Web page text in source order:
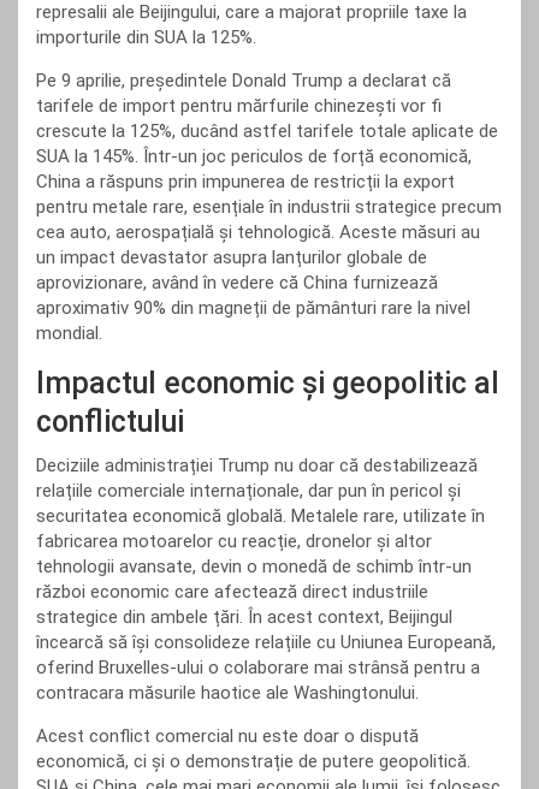
represalii ale Beijingului, care a majorat propriile taxe la
importurile din SUA la 125%.
Pe 9 aprilie, președintele Donald Trump a declarat că
tarifele de import pentru mărfurile chinezești vor fi
crescute la 125%, ducând astfel tarifele totale aplicate de
SUA la 145%. Într-un joc periculos de forță economică,
China a răspuns prin impunerea de restricții la export
pentru metale rare, esențiale în industrii strategice precum
cea auto, aerospațială și tehnologică. Aceste măsuri au
un impact devastator asupra lanțurilor globale de
aprovizionare, având în vedere că China furnizează
aproximativ 90% din magneții de pământuri rare la nivel
mondial.
Impactul economic și geopolitic al
conflictului
Deciziile administrației Trump nu doar că destabilizează
relațiile comerciale internaționale, dar pun în pericol și
securitatea economică globală. Metalele rare, utilizate în
fabricarea motoarelor cu reacție, dronelor și altor
tehnologii avansate, devin o monedă de schimb într-un
război economic care afectează direct industriile
strategice din ambele țări. În acest context, Beijingul
încearcă să își consolideze relațiile cu Uniunea Europeană,
oferind Bruxelles-ului o colaborare mai strânsă pentru a
contracara măsurile haotice ale Washingtonului.
Acest conflict comercial nu este doar o dispută
economică, ci și o demonstrație de putere geopolitică.